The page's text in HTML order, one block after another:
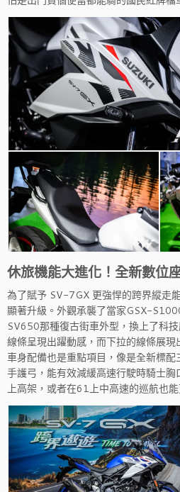
休旅機能大進化！全新數位
為了賦予 SV-7GX 更強悍的跨界縱走
顯著升級。外觀承襲了當家GSX-
SV650那種復古街車外型，換上了科
線條呈現出躍動感，而下拉的線條展
車身配備也是重點項目，像是全新標
手護弓，能有效減緩高速行駛時騎士
上高架，或者在61上中高速的巡航也能